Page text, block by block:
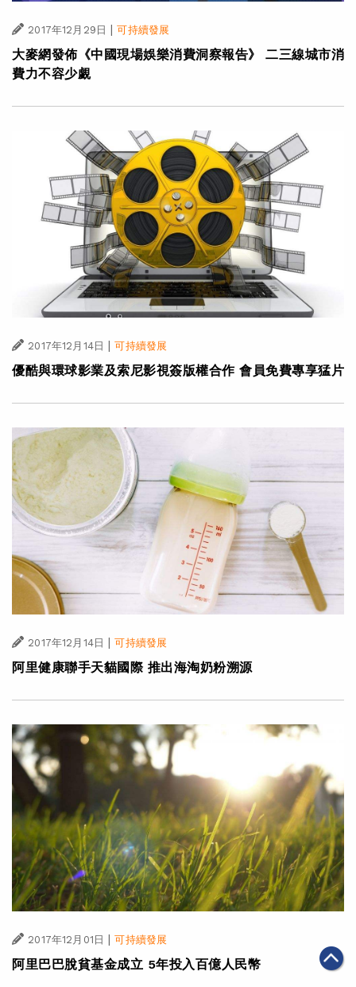
2017年12月29日 | 可持續發展
大麥網發佈《中國現場娛樂消費洞察報告》 二三線城市消
費力不容少覷
2017年12月14日 | 可持續發展
優酷與環球影業及索尼影視簽版權合作 會員免費專享猛片
2017年12月14日 | 可持續發展
阿里健康聯手天貓國際 推出海淘奶粉溯源
2017年12月01日 | 可持續發展
阿里巴巴脫貧基金成立 5年投入百億人民幣